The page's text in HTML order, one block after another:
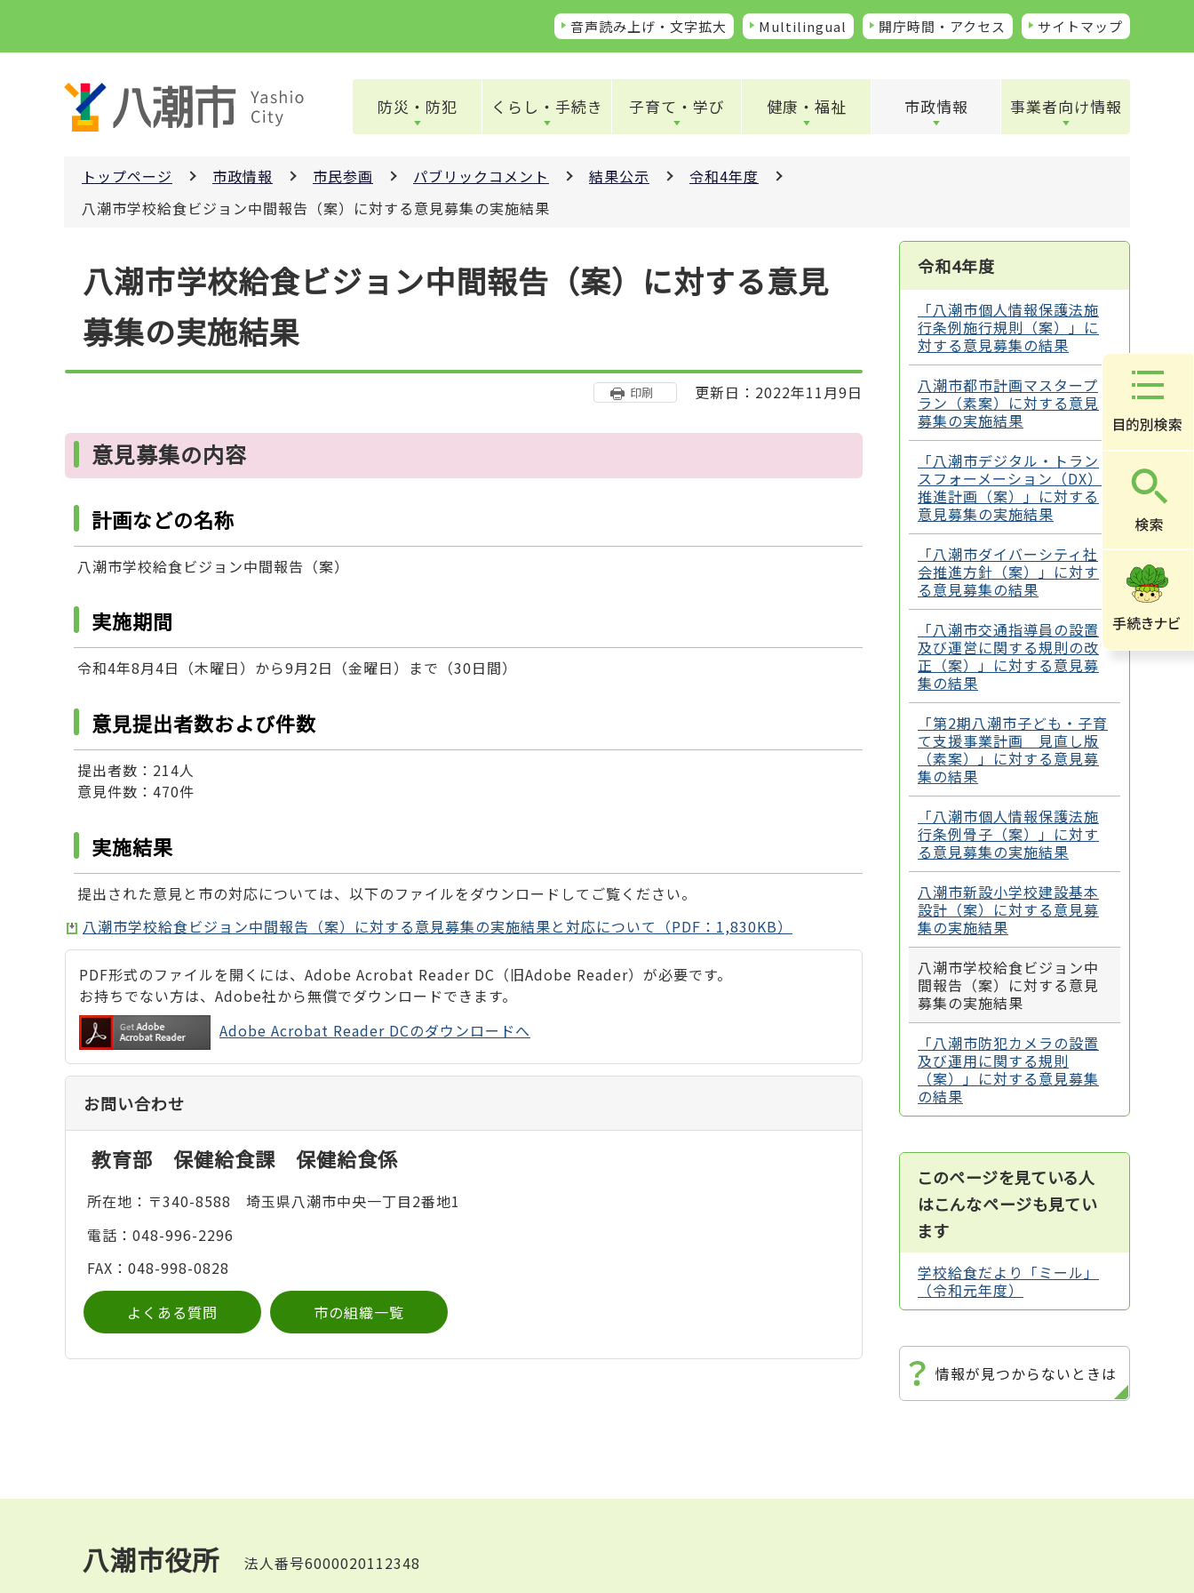
ペ
音声読み上げ・文字拡大 Multilingual 開庁時間・アクセス サイトマップ
防災・防犯 くらし・手続き 子育て・学び 健康・福祉 市政情報 事業者向け情報
トップページ 市政情報 市民参画 パブリックコメント 結果公示
令和4年度
八潮市学校給食ビジョン中間報告（案）に対する意見募集の実施結果
八潮市学校給食ビジョン中間報告（案）に対する意見
募集の実施結果
印刷 更新日：2022年11月9日
意見募集の内容
計画などの名称
八潮市学校給食ビジョン中間報告（案）
実施期間
令和4年8月4日（木曜日）から9月2日（金曜日）まで（30日間）
意見提出者数および件数
提出者数：214人
意見件数：470件
実施結果
提出された意見と市の対応については、以下のファイルをダウンロードしてご覧ください。
八潮市学校給食ビジョン中間報告（案）に対する意見募集の実施結果と対応について（PDF：1,830KB）
PDF形式のファイルを開くには、Adobe Acrobat Reader DC（旧Adobe Reader）が必要です。
お持ちでない方は、Adobe社から無償でダウンロードできます。
Adobe Acrobat Reader DCのダウンロードへ
お問い合わせ
教育部 保健給食課 保健給食係
所在地：〒340-8588 埼玉県八潮市中央一丁目2番地1
電話：048-996-2296
FAX：048-998-0828
よくある質問 市の組織一覧
令和4年度
「八潮市個人情報保護法施
行条例施行規則（案）」に
対する意見募集の結果
八潮市都市計画マスタープ
ラン（素案）に対する意見
募集の実施結果
「八潮市デジタル・トラン
スフォーメーション（DX）
推進計画（案）」に対する
意見募集の実施結果
「八潮市ダイバーシティ社
会推進方針（案）」に対す
る意見募集の結果
「八潮市交通指導員の設置
及び運営に関する規則の改
正（案）」に対する意見募
集の結果
「第2期八潮市子ども・子育
て支援事業計画 見直し版
（素案）」に対する意見募
集の結果
「八潮市個人情報保護法施
行条例骨子（案）」に対す
る意見募集の実施結果
八潮市新設小学校建設基本
設計（案）に対する意見募
集の実施結果
八潮市学校給食ビジョン中
間報告（案）に対する意見
募集の実施結果
「八潮市防犯カメラの設置
及び運用に関する規則
（案）」に対する意見募集
の結果
このページを見ている人
はこんなページも見てい
ます
学校給食だより「ミール」
（令和元年度）
情報が見つからないときは
八潮市役所 法人番号6000020112348